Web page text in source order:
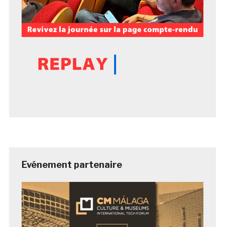
Evénement partenaire